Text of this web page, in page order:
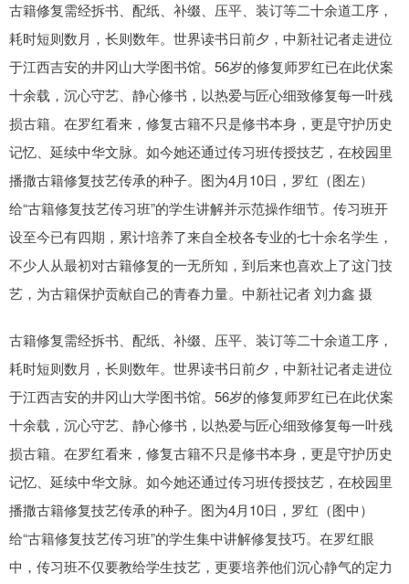
古籍修复需经拆书、配纸、补缀、压平、装订等二十余道工序，
耗时短则数月，长则数年。世界读书日前夕，中新社记者走进位
于江西吉安的井冈山大学图书馆。56岁的修复师罗红已在此伏案
十余载，沉心守艺、静心修书，以热爱与匠心细致修复每一叶残
损古籍。在罗红看来，修复古籍不只是修书本身，更是守护历史
记忆、延续中华文脉。如今她还通过传习班传授技艺，在校园里
播撒古籍修复技艺传承的种子。图为4月10日，罗红（图左）
给“古籍修复技艺传习班”的学生讲解并示范操作细节。传习班开
设至今已有四期，累计培养了来自全校各专业的七十余名学生，
不少人从最初对古籍修复的一无所知，到后来也喜欢上了这门技
艺，为古籍保护贡献自己的青春力量。中新社记者 刘力鑫 摄
古籍修复需经拆书、配纸、补缀、压平、装订等二十余道工序，
耗时短则数月，长则数年。世界读书日前夕，中新社记者走进位
于江西吉安的井冈山大学图书馆。56岁的修复师罗红已在此伏案
十余载，沉心守艺、静心修书，以热爱与匠心细致修复每一叶残
损古籍。在罗红看来，修复古籍不只是修书本身，更是守护历史
记忆、延续中华文脉。如今她还通过传习班传授技艺，在校园里
播撒古籍修复技艺传承的种子。图为4月10日，罗红（图中）
给“古籍修复技艺传习班”的学生集中讲解修复技巧。在罗红眼
中，传习班不仅要教给学生技艺，更要培养他们沉心静气的定力